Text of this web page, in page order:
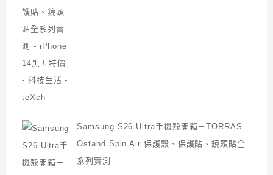
Samsung S26 Ultra手機殼開箱－TORRAS
Ostand Spin Air 保護殼、保護貼、鏡頭貼全
系列實測